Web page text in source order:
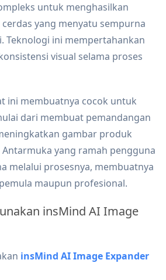
untuk menghasilkan
yang menyatu sempurna
Teknologi ini mempertahankan
visual selama proses
ini membuatnya cocok untuk
dari membuat pemandangan
gambar produk
yang ramah pengguna
melalui prosesnya, membuatnya
maupun profesional.
insMind AI Image
insMind AI Image Expander